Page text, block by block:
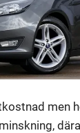
men